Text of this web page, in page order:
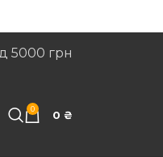
5000 грн
0 0 ₴